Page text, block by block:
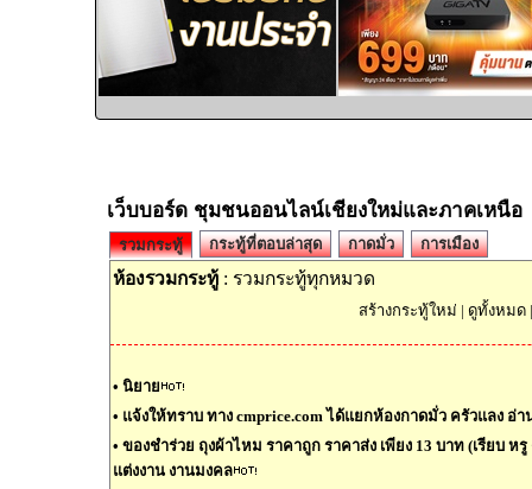
เว็บบอร์ด ชุมชนออนไลน์เชียงใหม่และภาคเหนือ
รวมกระทู้ กระทู้ที่ตอบล่าสุด กาดมั่ว การเมือง
ห้องรวมกระทู้ : รวมกระทู้ทุกหมวด
สร้างกระทู้ใหม่ | ดูทั้งหมด
• นิยาย
• แจ้งให้ทราบ ทาง cmprice.com ได้แยกห้องกาดมั่ว ครัวแลง อ่
• ของชำร่วย ถุงผ้าไหม ราคาถูก ราคาส่ง เพียง 13 บาท (เรียบ ห
แต่งงาน งานมงคล